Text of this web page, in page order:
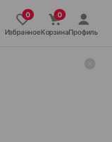
ИзбранноеКорзинаПрофиль